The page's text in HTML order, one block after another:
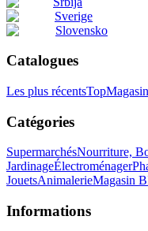
Sverige
Slovensko
Catalogues
Les plus récentsTop
Catégories
SupermarchésNourriture,
JardinageÉlectroménager
JouetsAnimalerieMagasin
Informations